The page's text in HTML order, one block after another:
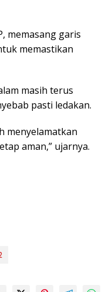
memasang garis
memastikan
masih terus
pasti ledakan.
menyelamatkan
aman,” ujarnya.